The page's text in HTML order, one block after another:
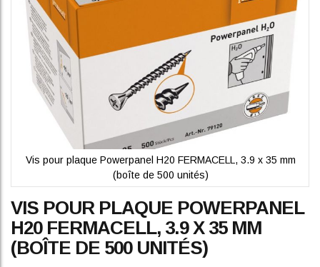
VIS POUR PLAQUE POWERPANEL
H20 FERMACELL, 3.9 X 35 MM
(BOÎTE DE 500 UNITÉS)
Vis pour plaque Powerpanel H20 FERMACELL, 3.9 x 35 mm
(boîte de 500 unités)
to
the
beginning
of
the